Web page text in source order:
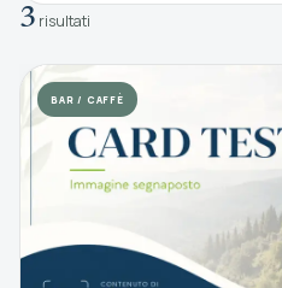
3 risultati
BAR / CAFFÈ